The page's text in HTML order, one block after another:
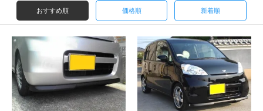
おすすめ順 価格順 新着順